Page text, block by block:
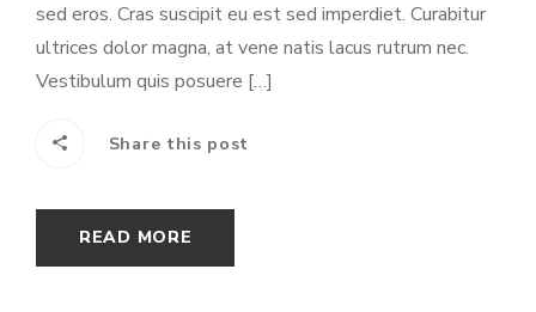
sed eros. Cras suscipit eu est sed imperdiet. Curabitur
ultrices dolor magna, at vene natis lacus rutrum nec.
Vestibulum quis posuere […]
READ MORE
Share this post